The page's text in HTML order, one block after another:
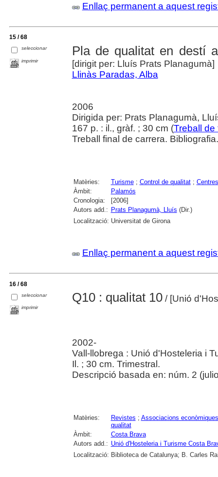
Enllaç permanent a aquest
15 / 68
seleccionar
imprimir
Pla de qualitat en destí
[dirigit per: Lluís Prats Planagumà]
Llinàs Paradas, Alba
2006
Dirigida per: Prats Planagumà,
167 p. : il., gràf. ; 30 cm (Treball de
Treball final de carrera.
Matèries: Turisme; Control de qualitat;
Àmbit:
Palamós
Cronologia:
[2006]
Autors add.: Prats Planagumà, Lluís (Dir.)
Localització: Universitat de Girona
Enllaç permanent a aquest
16 / 68
seleccionar
imprimir
Q10 : qualitat 10/ [Unió
2002-
Vall-llobrega : Unió d'Hosteleria i
Il. ; 30 cm. Trimestral.
Descripció basada en: núm. 2
Matèries: Revistes ; Associacions econòmiques
qualitat
Àmbit:
Costa Brava
Autors add.: Unió d'Hosteleria i Turisme Costa
Localització: Biblioteca de Catalunya; B. Carles